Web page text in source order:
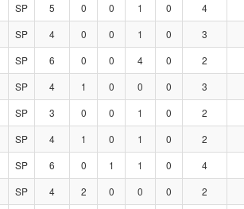
SP 5 0 0 1 0 4
SP 4 0 0 1 0 3
SP 6 0 0 4 0 2
SP 4 1 0 0 0 3
SP 3 0 0 1 0 2
SP 4 1 0 1 0 2
SP 6 0 1 1 0 4
SP 4 2 0 0 0 2